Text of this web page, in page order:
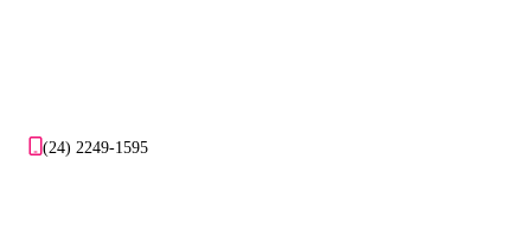
(24) 2249-1595